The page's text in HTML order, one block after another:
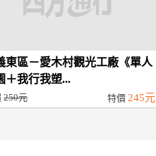
東區－愛木村觀光工廠《單人
＋我行我塑...
250元 特價245元